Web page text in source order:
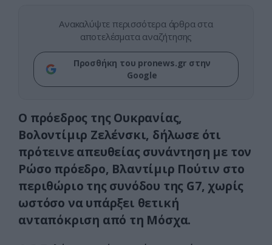
Ανακαλύψτε περισσότερα άρθρα στα
αποτελέσματα αναζήτησης
Προσθήκη του pronews.gr στην
Google
Ο πρόεδρος της Ουκρανίας,
Βολοντίμιρ Ζελένσκι, δήλωσε ότι
πρότεινε απευθείας συνάντηση με τον
Ρώσο πρόεδρο, Βλαντίμιρ Πούτιν στο
περιθώριο της συνόδου της G7, χωρίς
ωστόσο να υπάρξει θετική
ανταπόκριση από τη Μόσχα.